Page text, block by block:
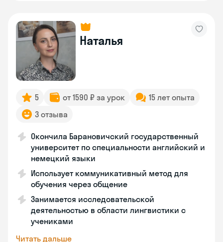
Наталья
5 от 1590 ₽ за урок
15 лет опыта
3 отзыва
Окончила Барановичский государственный
университет по специальности английский и
немецкий языки
Использует коммуникативный метод для
обучения через общение
Занимается исследовательской
деятельностью в области лингвистики с
учениками
Читать дальше